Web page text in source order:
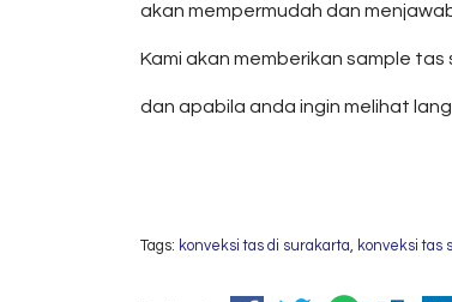
akan mempermudah dan
Kami akan memberikan sample
dan apabila anda ingin melihat
Tags: konveksi tas di surakarta, konveksi tas